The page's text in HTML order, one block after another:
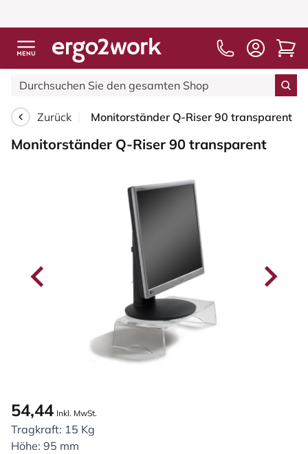
Zurück Monitorständer Q-Riser 90 transparent
Monitorständer Q-Riser 90 transparent
54,44 Inkl. MwSt.
Tragkraft: 15 Kg
Höhe: 95 mm